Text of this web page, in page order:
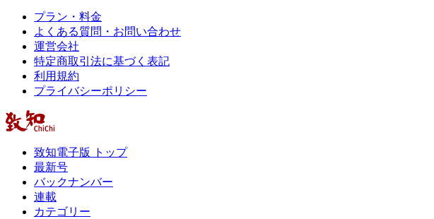
プラン・料金
よくある質問・お問い合わせ
運営会社
特定商取引法に基づく表記
利用規約
プライバシーポリシー
致知電子版 トップ
最新号
バックナンバー
連載
カテゴリー